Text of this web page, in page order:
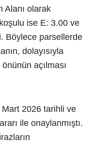
Alanı olarak
ise E: 3.00 ve
Böylece parsellerde
dolayısıyla
açılması
2026 tarihli ve
ile onaylanmıştı.